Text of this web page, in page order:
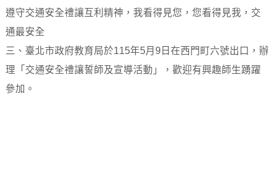
遵守交通安全禮讓互利精神，我看得見您，您看得見我，交
通最安全
三、臺北市政府教育局於115年5月9日在西門町六號出口，辦
理「交通安全禮讓誓師及宣導活動」，歡迎有興趣師生踴躍
參加。